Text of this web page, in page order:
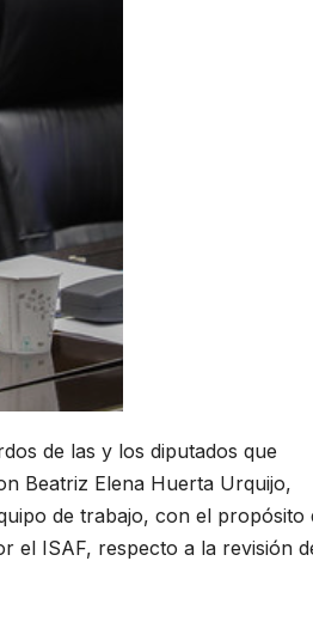
de las y los diputados que
Beatriz Elena Huerta Urquijo,
de trabajo, con el propósito
el ISAF, respecto a la revisión